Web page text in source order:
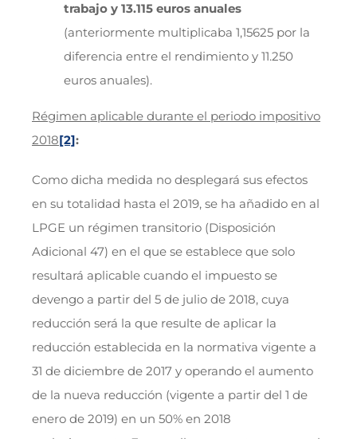
trabajo y 13.115 euros anuales
(anteriormente multiplicaba 1,15625 por la
diferencia entre el rendimiento y 11.250
euros anuales).
Régimen aplicable durante el periodo impositivo
2018[2]:
Como dicha medida no desplegará sus efectos
en su totalidad hasta el 2019, se ha añadido en al
LPGE un régimen transitorio (Disposición
Adicional 47) en el que se establece que solo
resultará aplicable cuando el impuesto se
devengo a partir del 5 de julio de 2018, cuya
reducción será la que resulte de aplicar la
reducción establecida en la normativa vigente a
31 de diciembre de 2017 y operando el aumento
de la nueva reducción (vigente a partir del 1 de
enero de 2019) en un 50% en 2018